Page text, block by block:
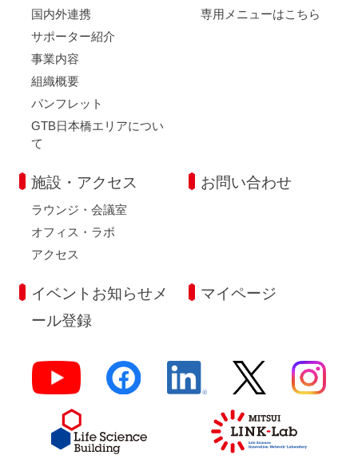
国内外連携
サポーター紹介
事業内容
組織概要
パンフレット
GTB日本橋エリアについ
て
専用メニューはこちら
施設・アクセス
ラウンジ・会議室
オフィス・ラボ
アクセス
お問い合わせ
イベントお知らせメ
ール登録
マイページ